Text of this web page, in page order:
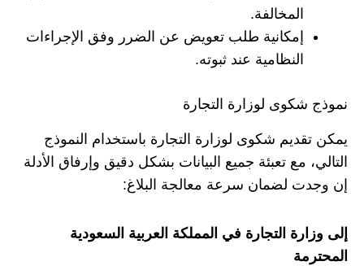
المخالفة.
إمكانية طلب تعويض عن الضرر وفق الإجراءات
النظامية عند ثبوته.
نموذج شكوى لوزارة التجارة
يمكن تقديم شكوى لوزارة التجارة باستخدام النموذج
التالي، مع تعبئة جميع البيانات بشكل دقيق وإرفاق الأدلة
إن وجدت لضمان سرعة معالجة البلاغ:
إلى وزارة التجارة في المملكة العربية السعودية
المحترمة